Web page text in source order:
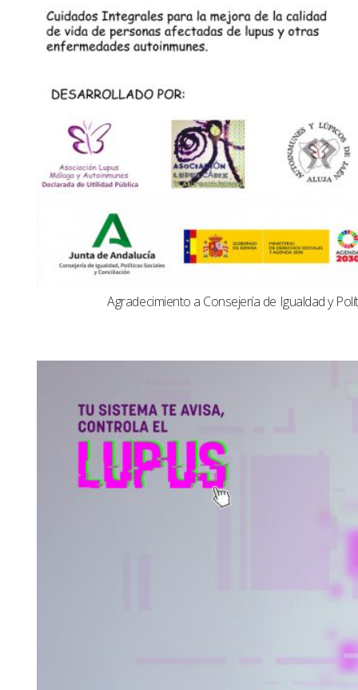
Agradecimiento a Consejería de Igualdad y